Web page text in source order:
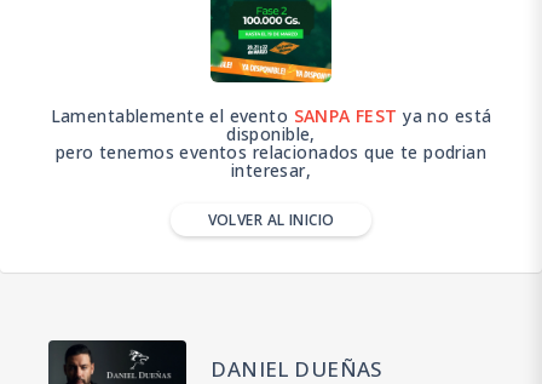
Lamentablemente el evento SANPA FEST ya no está
disponible,
pero tenemos eventos relacionados que te podrian
interesar,
VOLVER AL INICIO
DANIEL DUEÑAS